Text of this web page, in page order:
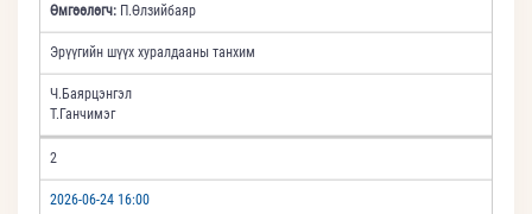
Өмгөөлөгч: П.Өлзийбаяр
Эрүүгийн шүүх хуралдааны танхим
Ч.Баярцэнгэл
Т.Ганчимэг
2
2026-06-24 16:00